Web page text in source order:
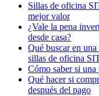
Sillas de oficina
mejor valor
¿Vale la pena
desde casa?
Qué buscar en
sillas de oficina
Cómo saber si
Qué hacer si
después del pago